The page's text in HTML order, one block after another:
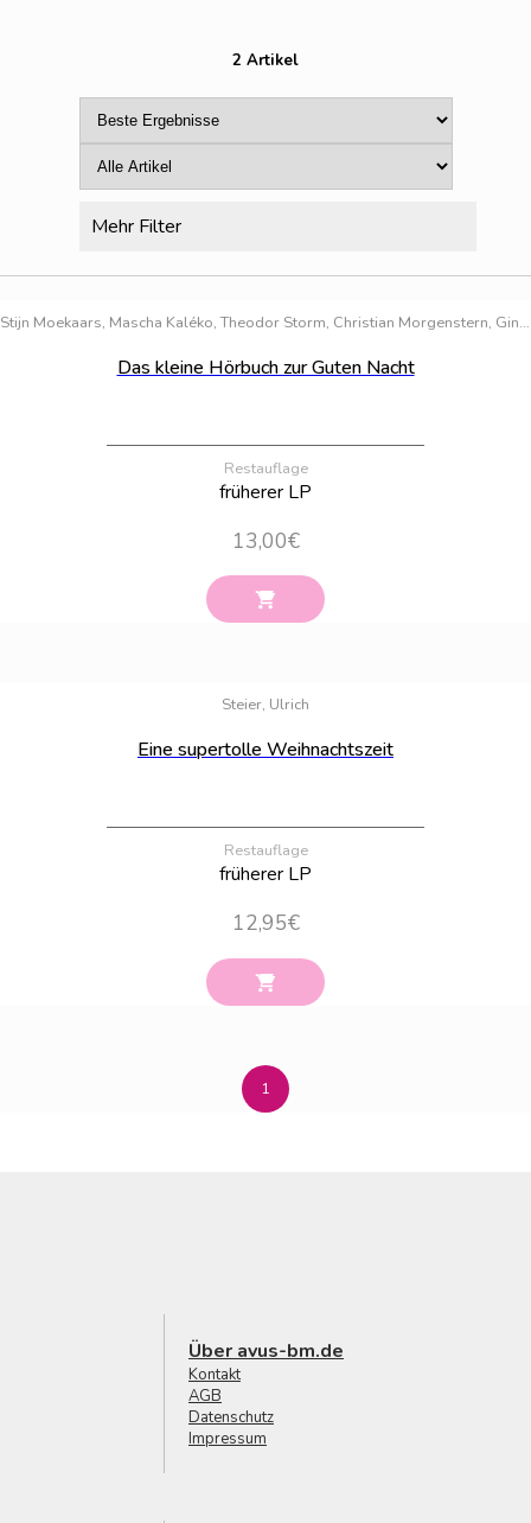
2 Artikel
Mehr Filter
Stijn Moekaars, Mascha Kaléko, Theodor Storm, Christian Morgenstern, Gina Ruck-Pauquèt, Ulrich Steier, Heinrich Hannover, Prof. Dr. Fredrik Vahle
Das kleine Hörbuch zur Guten Nacht
Restauflage
früherer LP
13,00€
Steier, Ulrich
Eine supertolle Weihnachtszeit
Restauflage
früherer LP
12,95€
1
Über avus-bm.de
Kontakt
AGB
Datenschutz
Impressum